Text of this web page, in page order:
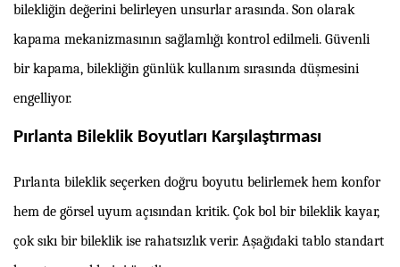
bilekliğin değerini belirleyen unsurlar arasında. Son olarak
kapama mekanizmasının sağlamlığı kontrol edilmeli. Güvenli
bir kapama, bilekliğin günlük kullanım sırasında düşmesini
engelliyor.
Pırlanta Bileklik Boyutları Karşılaştırması
Pırlanta bileklik seçerken doğru boyutu belirlemek hem konfor
hem de görsel uyum açısından kritik. Çok bol bir bileklik kayar,
çok sıkı bir bileklik ise rahatsızlık verir. Aşağıdaki tablo standart